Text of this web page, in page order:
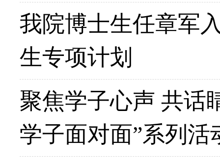
我院博士生任章军
生专项计划
聚焦学子心声 共话
学子面对面”系列活